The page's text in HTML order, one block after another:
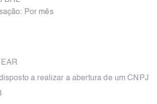
Por mês
a realizar a abertura de um CNPJ